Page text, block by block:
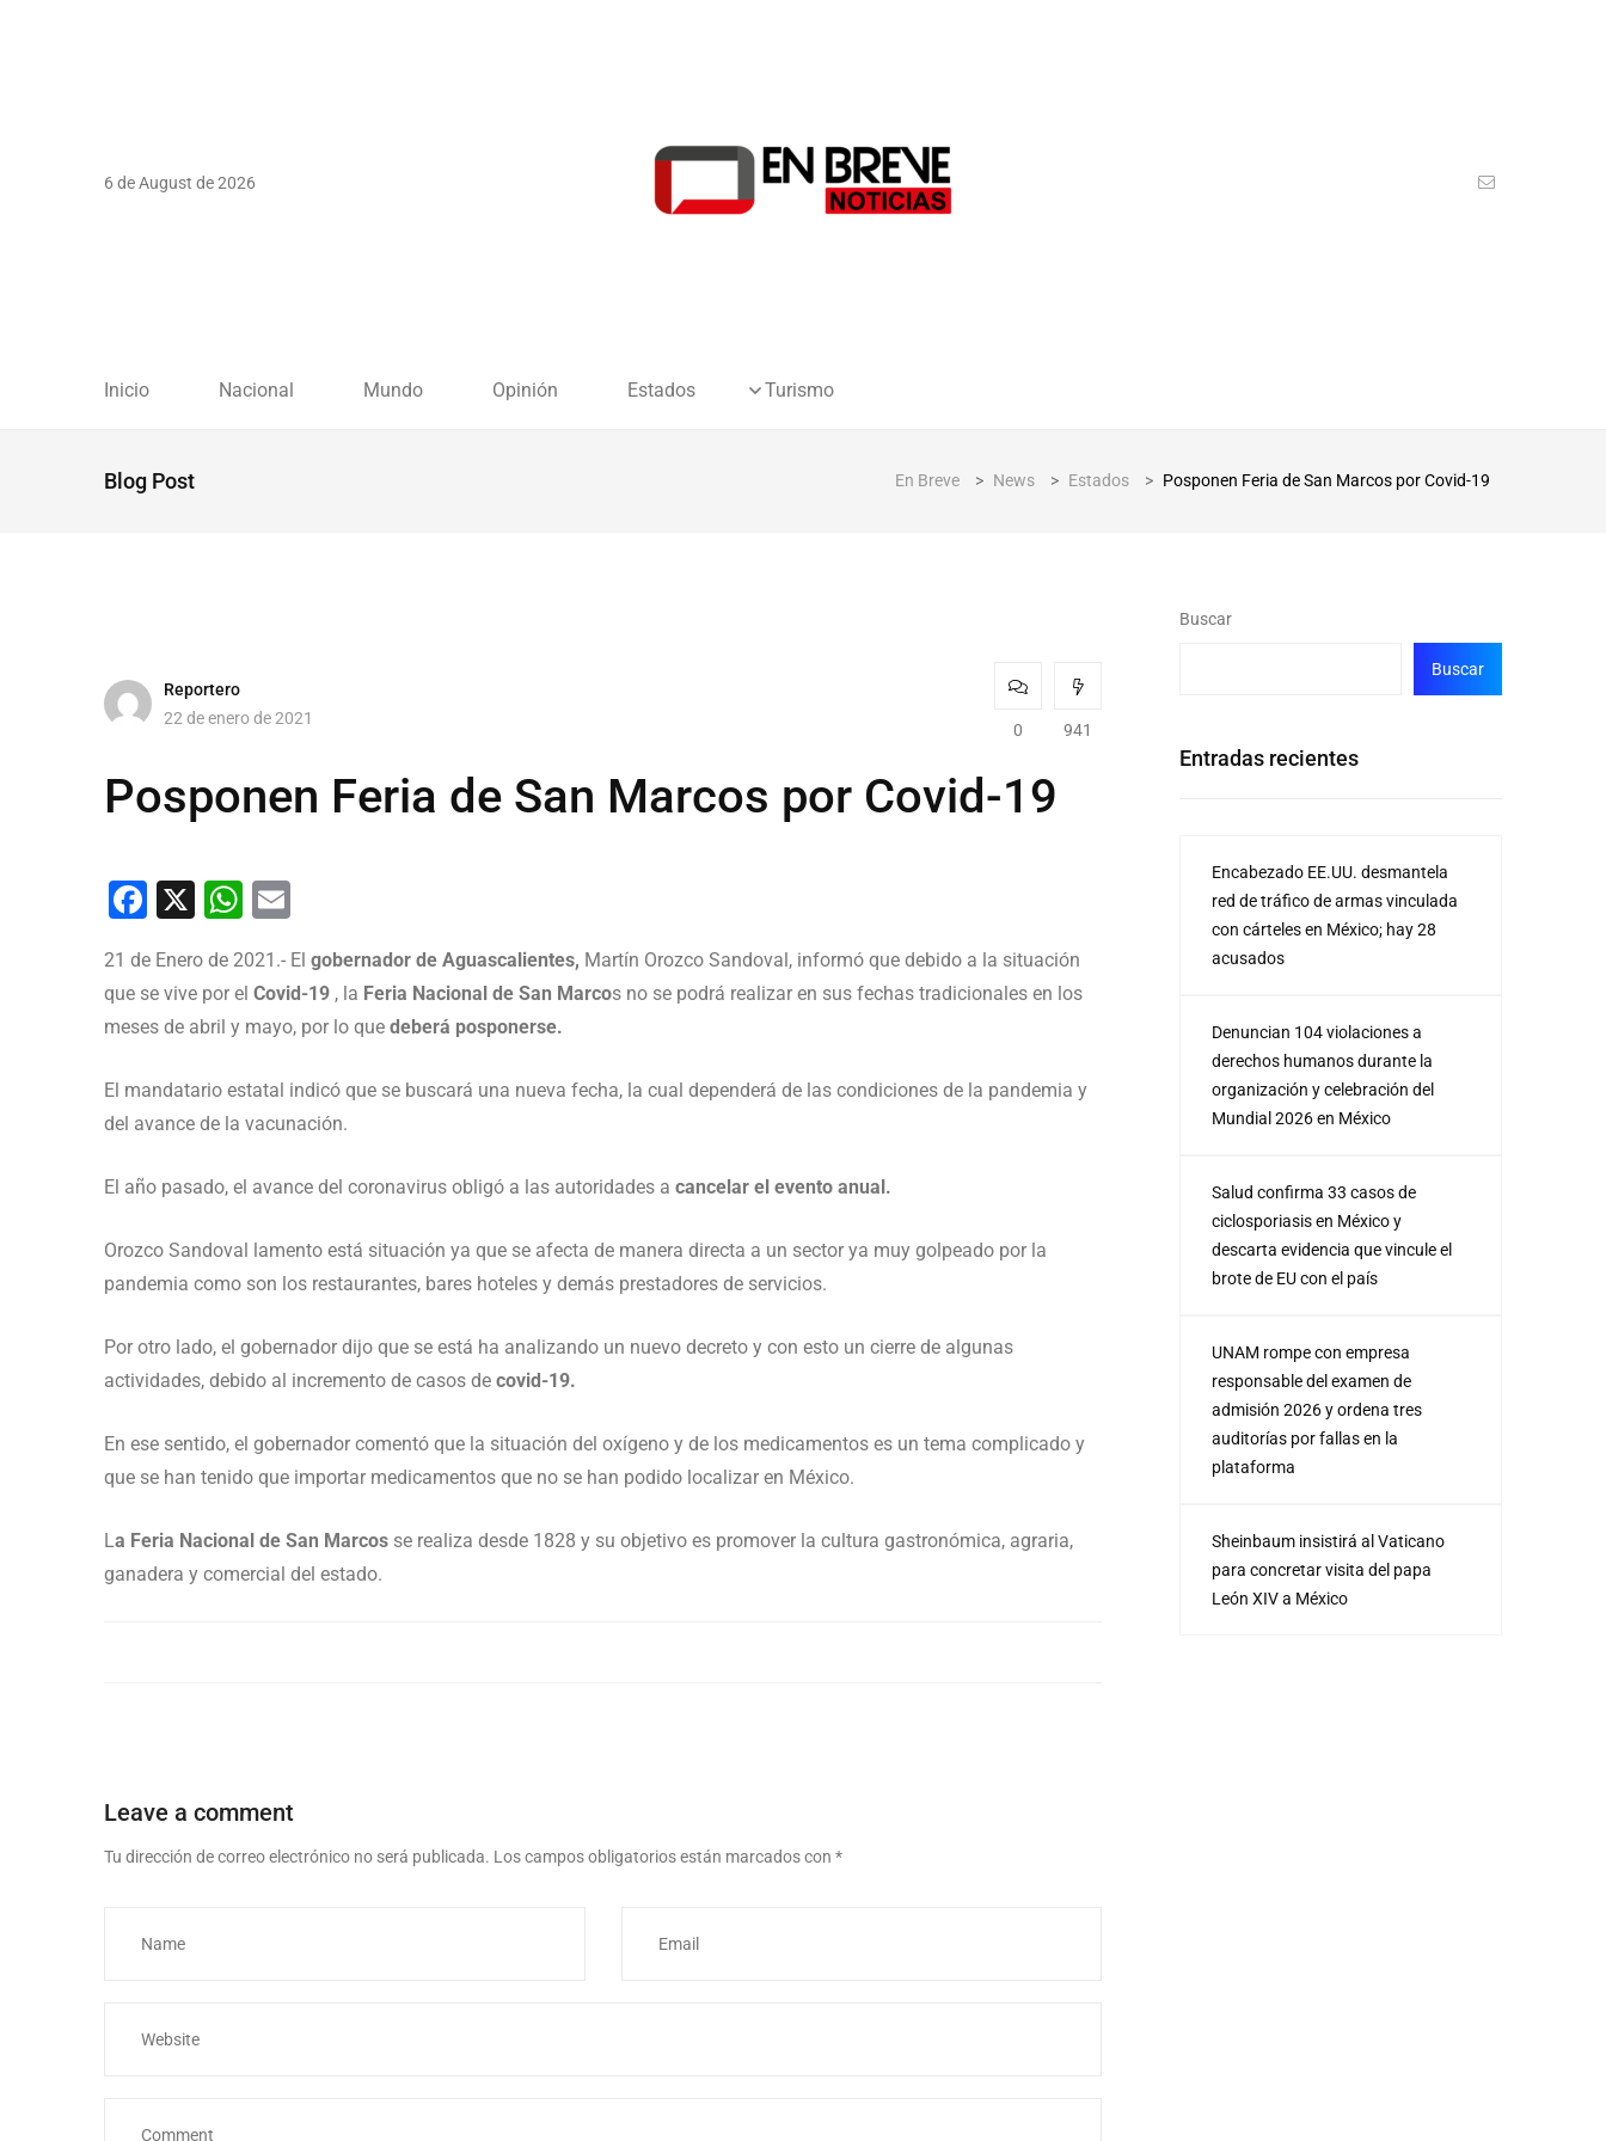
6 de August de 2026
Inicio Nacional Mundo Opinión Estados Turismo
Blog Post En Breve > News > Estados > Posponen Feria de San Marcos por Covid-19
Reportero
22 de enero de 2021
0 941
Posponen Feria de San Marcos por Covid-19
Facebook
X WhatsApp
21 de Enero de 2021.- El gobernador de Aguascalientes, Martín Orozco Sandoval, informó que debido a la situación
que se vive por el Covid-19 , la Feria Nacional de San Marcos no se podrá realizar en sus fechas tradicionales en los
meses de abril y mayo, por lo que deberá posponerse.
El mandatario estatal indicó que se buscará una nueva fecha, la cual dependerá de las condiciones de la pandemia y
del avance de la vacunación.
El año pasado, el avance del coronavirus obligó a las autoridades a cancelar el evento anual.
Orozco Sandoval lamento está situación ya que se afecta de manera directa a un sector ya muy golpeado por la
pandemia como son los restaurantes, bares hoteles y demás prestadores de servicios.
Por otro lado, el gobernador dijo que se está ha analizando un nuevo decreto y con esto un cierre de algunas
actividades, debido al incremento de casos de covid-19.
En ese sentido, el gobernador comentó que la situación del oxígeno y de los medicamentos es un tema complicado y
que se han tenido que importar medicamentos que no se han podido localizar en México.
La Feria Nacional de San Marcos se realiza desde 1828 y su objetivo es promover la cultura gastronómica, agraria,
ganadera y comercial del estado.
Leave a comment
Tu dirección de correo electrónico no será publicada. Los campos obligatorios están marcados con *
Buscar
Buscar
Entradas recientes
Encabezado EE.UU. desmantela
red de tráfico de armas vinculada
con cárteles en México; hay 28
acusados
Denuncian 104 violaciones a
derechos humanos durante la
organización y celebración del
Mundial 2026 en México
Salud confirma 33 casos de
ciclosporiasis en México y
descarta evidencia que vincule el
brote de EU con el país
UNAM rompe con empresa
responsable del examen de
admisión 2026 y ordena tres
auditorías por fallas en la
plataforma
Sheinbaum insistirá al Vaticano
para concretar visita del papa
León XIV a México